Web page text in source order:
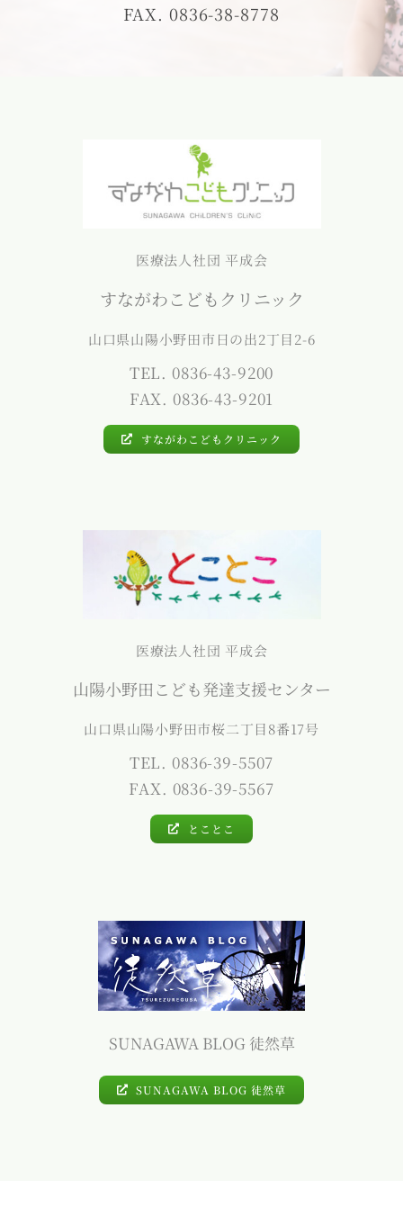
FAX. 0836-38-8778
医療法人社団 平成会
すながわこどもクリニック
山口県山陽小野田市日の出2丁目2-6
TEL. 0836-43-9200
FAX. 0836-43-9201
すながわこどもクリニック
医療法人社団 平成会
山陽小野田こども発達支援センター
山口県山陽小野田市桜二丁目8番17号
TEL. 0836-39-5507
FAX. 0836-39-5567
とことこ
SUNAGAWA BLOG 徒然草
SUNAGAWA BLOG 徒然草